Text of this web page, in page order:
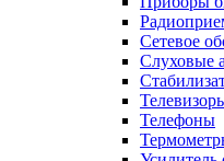
Сетевое
Слуховые
Телефоны